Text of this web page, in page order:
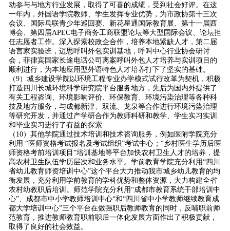
动参与与地方行业发展，取得了可喜的成绩，受到社会好评。在这
一年内，外国语学院教师、学生发挥专业优势，为市政协第十三次
会议、国际乓联青少年巡回赛、新花星通国际教育展、第十一届西
博会、第四届APEC电子商务工商联盟论坛等大型国际会议、论坛担
任志愿者工作。深入探索校政企合作，培养本地紧缺人才，第二届
语言家实验班，迈思呼叫外包实训基地，呼叫中心行业协会研讨
会，菲律宾国家长途电话公司离案呼叫外包人才培养与实训项目的
顺利进行，为本地应用型外语特色人才培养打下了坚实的基础。
（9）城乡建设学院以环境工程专业办学模式试行改革为契机，积极
打造四川长城环境科学研究院平台服务地方，先后为国内外提供了
有关工程咨询、环境影响评价、环保教育、环境污染治理等各种科
技及地方服务，与成都新津、双流、龙泉等合作进行环境污染治理
等研究开发，并通过产学研合作为教师科研和教学、学生实习实训
和毕业实习进行了有益的探索
（10）其他学院通过技术培训和技术咨询服务，例如医附学院充分
利用 “医师资格考试报名及考试组织”考试中心；“乡村医生学历后医
师资格考前培训项目”培训基地等平台加快农村卫生人才的培养，提
高农村卫生队伍学历层次和业务水平。学前教育学院充分利用“四川
省幼儿教育师资培训中心”这个平台大力推动我市城乡幼儿教育的均
衡发展，充分利用学前教育的学科优势和整体资源，大力构建全省
农村幼教职后培训。师范学院充分利用“成都市教育系统干部培训中
心”、成都市中小学教师培训中心“和“四川省中小学教师继续教育成
都大学培训中心”三个平台在做强职后教师教育的同时，反哺职前师
范教育，推进教师教育职前职后一体化发展方面作出了积极贡献，
取得了良好的社会效益。